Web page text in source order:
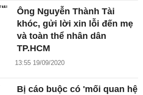
Ông Nguyễn Thành Tài
khóc, gửi lời xin lỗi đến mẹ
và toàn thể nhân dân
TP.HCM
13:55 19/09/2020
Bị cáo buộc có 'mối quan hệ